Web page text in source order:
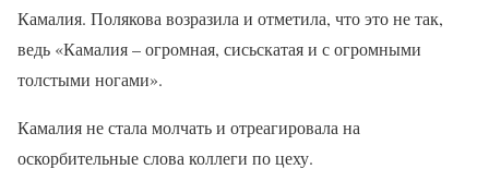
Камалия. Полякова возразила и отметила, что это не так,
ведь «Камалия – огромная, сисьскатая и с огромными
толстыми ногами».
Камалия не стала молчать и отреагировала на
оскорбительные слова коллеги по цеху.